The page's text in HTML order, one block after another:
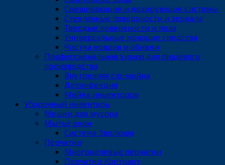
Смешивающие и дозирующие системы
Стеклянные поверхности и зеркала
Твердые поверхности и пола
Универсальные моющие средства
Чистка ковров и обивки
Профессиональная химия для пищевого
производства
Внутренняя cip-мойка
Дезинфекция
Мойка иньекторов
Уборочный инвентарь
Мешки для мусора
Мытьё окон
Система Эволюшн
Перчатки
Многоцелевые перчатки
Перчатки Контракт